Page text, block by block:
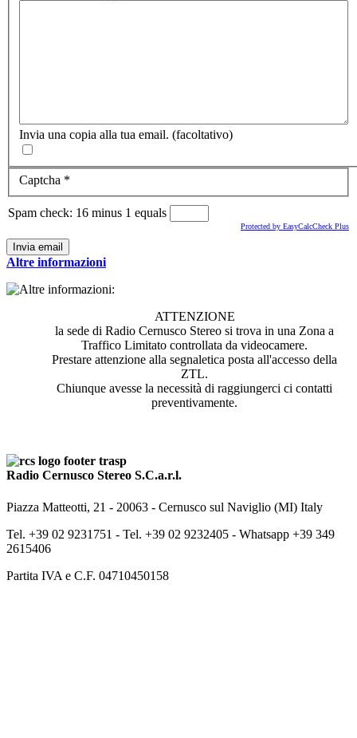
Invia una copia alla tua email. (facoltativo)
Captcha *
Spam check: 16 minus 1 equals
Protected by EasyCalcCheck Plus
Invia email
Altre informazioni
ATTENZIONE
la sede di Radio Cernusco Stereo si trova in una Zona a
Traffico Limitato controllata da videocamere.
Prestare attenzione alla segnaletica posta all'accesso della
ZTL.
Chiunque avesse la necessità di raggiungerci ci contatti
preventivamente.
Radio Cernusco Stereo S.C.a.r.l.
Piazza Matteotti, 21 - 20063 - Cernusco sul Naviglio (MI) Italy
Tel. +39 02 9231751 - Tel. +39 02 9232405 - Whatsapp +39 349
2615406
Partita IVA e C.F. 04710450158